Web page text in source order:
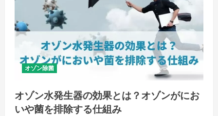
オゾン除菌
オゾン水発生器の効果とは？オゾンがにお
いや菌を排除する仕組み